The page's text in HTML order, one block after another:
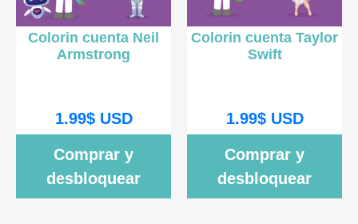
Colorin cuenta Neil
Armstrong
1.99$USD
Comprar y
desbloquear
Colorin cuenta Taylor
Swift
1.99$USD
Comprar y
desbloquear